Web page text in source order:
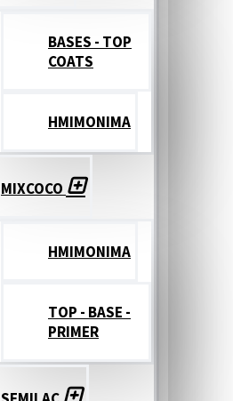
BASES - TOP
COATS
ΗΜΙΜΟΝΙΜΑ
MIXCOCO
HMIMONIMA
TOP - BASE -
PRIMER